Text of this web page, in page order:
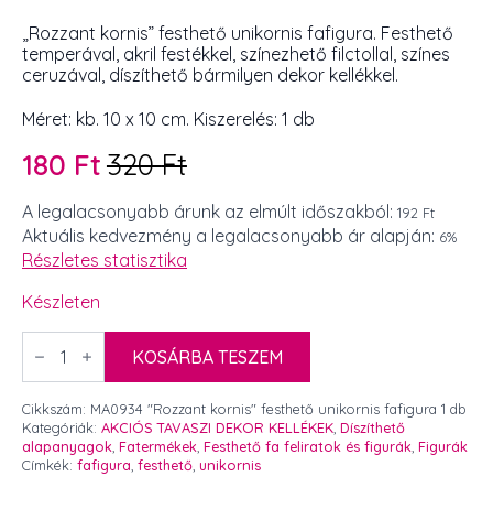
„Rozzant kornis” festhető unikornis fafigura. Festhető
temperával, akril festékkel, színezhető filctollal, színes
ceruzával, díszíthető bármilyen dekor kellékkel.
Méret: kb. 10 x 10 cm. Kiszerelés: 1 db
320Ft
Original
price
was:
180 Ft
Current
price
is:
A legalacsonyabb árunk az elmúlt időszakból: 192 Ft
Aktuális kedvezmény a legalacsonyabb ár alapján: 6%
Részletes statisztika
Készleten
"Rozzant
kornis"
fafigura
10
cm
1
KOSÁRBA TESZEM
Cikkszám: MA0934 "Rozzant kornis" festhető unikornis fafigura 1 db
Kategóriák: AKCIÓS TAVASZI DEKOR KELLÉKEK, Díszíthető
alapanyagok, Fatermékek, Festhető fa feliratok és figurák, Figurák
Címkék: fafigura, festhető, unikornis